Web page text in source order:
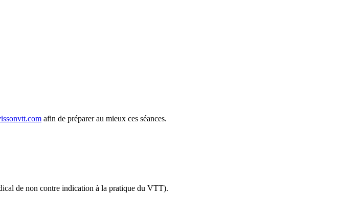
afin de préparer au mieux ces séances.
de non contre indication à la pratique du VTT).